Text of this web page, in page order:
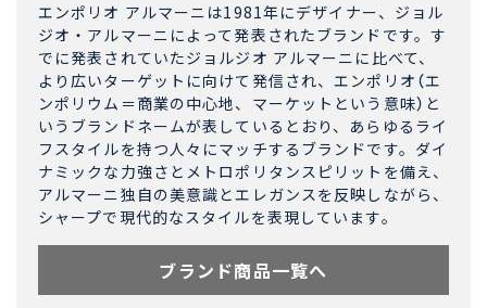
エンポリオ アルマーニは1981年にデザイナー、ジョル
ジオ・アルマーニによって発表されたブランドです。す
でに発表されていたジョルジオ アルマーニに比べて、
より広いターゲットに向けて発信され、エンポリオ（エ
ンポリウム＝商業の中心地、マーケットという意味）と
いうブランドネームが表しているとおり、あらゆるライ
フスタイルを持つ人々にマッチするブランドです。ダイ
ナミックな力強さとメトロポリタンスピリットを備え、
アルマーニ独自の美意識とエレガンスを反映しながら、
シャープで現代的なスタイルを表現しています。
ブランド商品一覧へ